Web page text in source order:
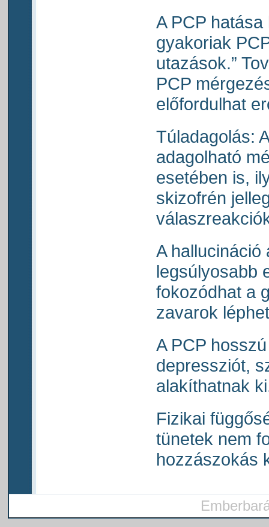
A PCP
gyakoriak
utazások.”
PCP
előfordulhat
Túladagolás:
adagolható
esetében is,
skizofrén
A hallucináció
legsúlyosabb
fokozódhat a
zavarok
A PCP
depressziót,
alakíthatnak
Fizikai
tünetek nem
hozzászokás